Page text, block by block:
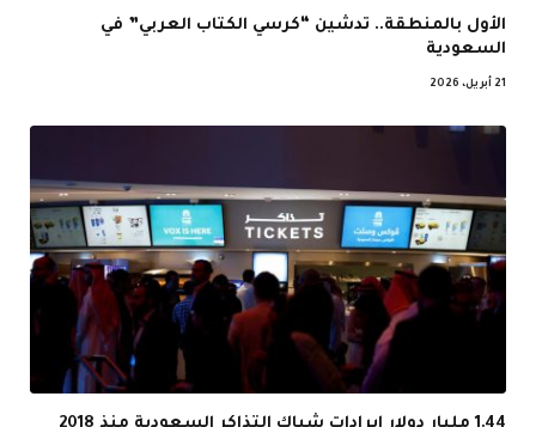
الأول بالمنطقة.. تدشين “كرسي الكتاب العربي” في
السعودية
21 أبريل، 2026